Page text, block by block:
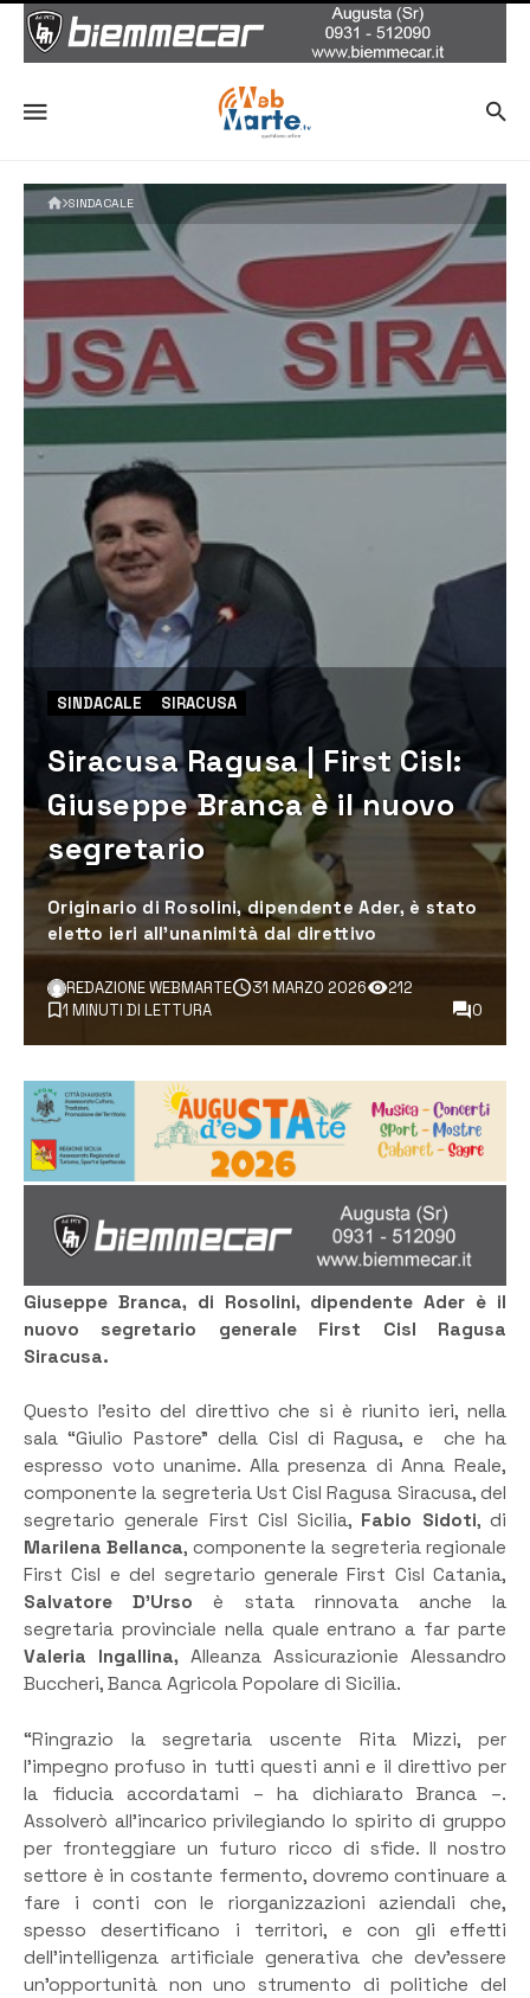
SINDACALE
SINDACALE SIRACUSA
Siracusa Ragusa | First Cisl:
Giuseppe Branca è il nuovo
segretario
Originario di Rosolini, dipendente Ader, è stato
eletto ieri all’unanimità dal direttivo
REDAZIONE WEBMARTE 31 MARZO 2026
212
1 MINUTI DI LETTURA
0
Giuseppe Branca,di Rosolini, dipendente Ader è il
nuovo segretario generale First Cisl Ragusa
Siracusa.
Questo l’esito del direttivo che si è riunito ieri, nella
sala “Giulio Pastore” della Cisl di Ragusa, e che ha
espresso voto unanime. Alla presenza di Anna Reale,
componente la segreteria Ust Cisl Ragusa Siracusa, del
segretario generale First Cisl Sicilia, Fabio Sidoti, di
Marilena Bellanca, componente la segreteria regionale
First Cisl e del segretario generale First Cisl Catania,
Salvatore D’Urso è stata rinnovata anche la
segretaria provinciale nella quale entrano a far parte
Valeria Ingallina, Alleanza Assicurazionie Alessandro
Buccheri, Banca Agricola Popolare di Sicilia.
“Ringrazio la segretaria uscente Rita Mizzi, per
l’impegno profuso in tutti questi anni e il direttivo per
la fiducia accordatami – ha dichiarato Branca –.
Assolverò all’incarico privilegiando lo spirito di gruppo
per fronteggiare un futuro ricco di sfide. Il nostro
settore è in costante fermento, dovremo continuare a
fare i conti con le riorganizzazioni aziendali che,
spesso desertificano i territori, e con gli effetti
dell’intelligenza artificiale generativa che dev’essere
un’opportunità non uno strumento di politiche del